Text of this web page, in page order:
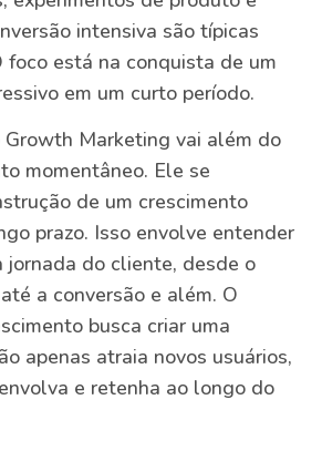
intensiva são típicas
foco está na conquista de um
em um curto período.
Growth Marketing vai além do
momentâneo. Ele se
de um crescimento
prazo. Isso envolve entender
jornada do cliente, desde o
a conversão e além. O
busca criar uma
apenas atraia novos usuários,
e retenha ao longo do